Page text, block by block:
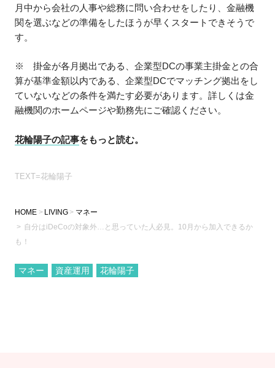
月中から会社の人事や総務に問い合わせをしたり、金融機
関を選ぶなどの準備をしたほうが早くスタートできそうで
す。
※ 掛金が各月拠出である、企業型DCの事業主掛金との合
算が基準金額以内である、企業型DCでマッチング拠出をし
ていないなどの条件を満たす必要があります。詳しくは金
融機関のホームページや勤務先にご確認ください。
花輪陽子の記事をもっと読む。
TEXT=花輪陽子
HOME LIVING
マネー
自分はiDeCoの対象外…と思っていた人必見。10月から加入できるか
も！
マネー 資産運用 花輪陽子